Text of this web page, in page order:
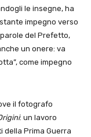
le insegne, ha
impegno verso
del Prefetto,
un onere: va
come impegno
il fotografo
: un lavoro
della Prima Guerra